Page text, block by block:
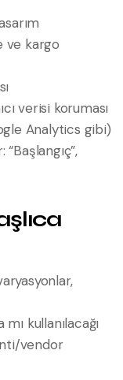
ve kargo
verisi koruması
Analytics gibi)
kullanılacağı
vendor